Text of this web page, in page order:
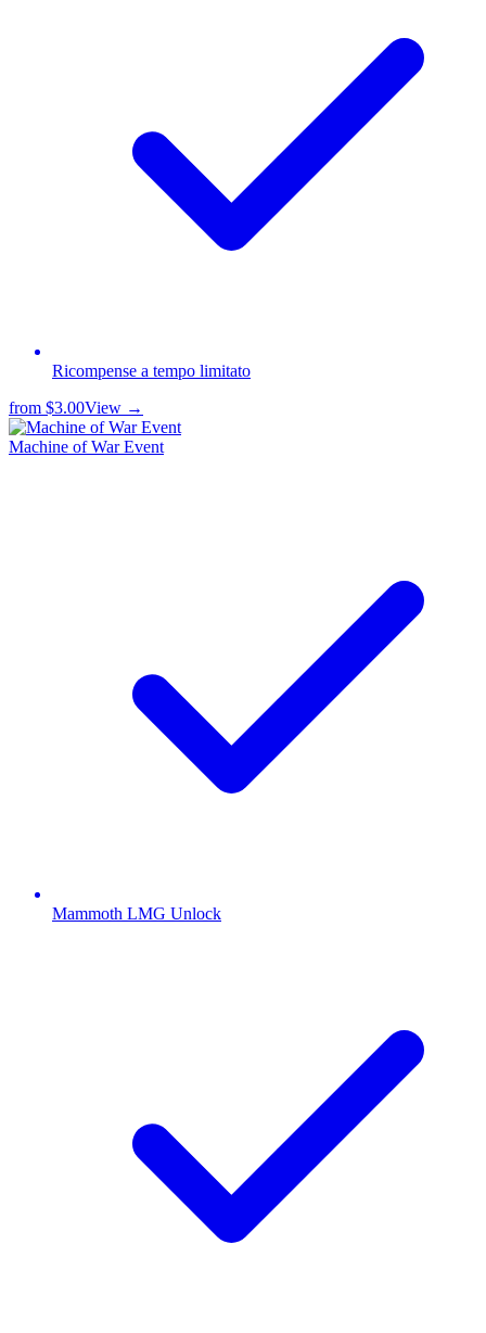
Ricompense a tempo limitato
from $3.00View →
Machine of War Event
Mammoth LMG Unlock